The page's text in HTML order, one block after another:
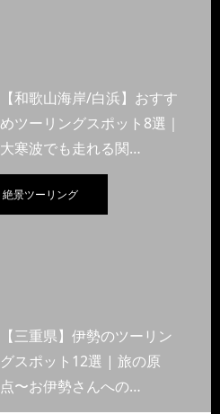
【和歌山海岸/白浜】おすす
めツーリングスポット8選｜
大寒波でも走れる関…
絶景ツーリング
【三重県】伊勢のツーリン
グスポット12選 | 旅の原
点〜お伊勢さんへの…